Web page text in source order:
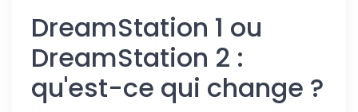
DreamStation 1 ou
DreamStation 2 :
qu'est-ce qui change ?